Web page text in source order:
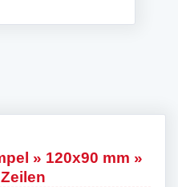
» 120x90 mm »